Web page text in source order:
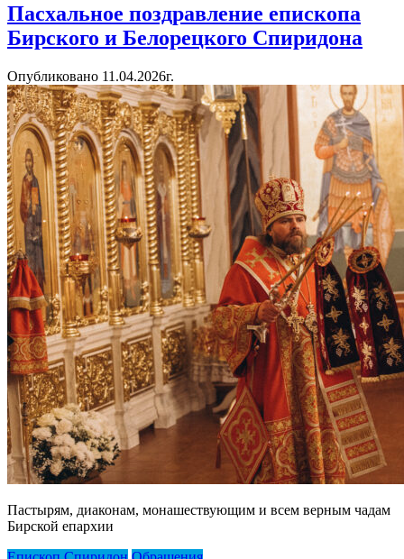
Пасхальное поздравление епископа
Бирского и Белорецкого Спиридона
Опубликовано 11.04.2026г.
Пастырям, диаконам, монашествующим и всем верным чадам
Бирской епархии